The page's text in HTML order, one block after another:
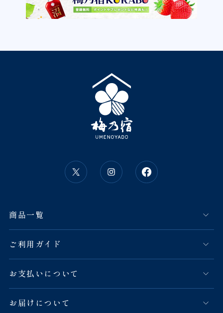
商品一覧
ご利用ガイド
お支払いについて
お届けについて